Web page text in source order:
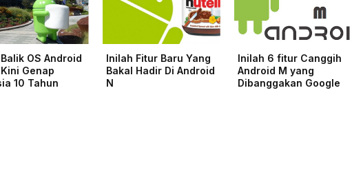
OS Android
Genap
10 Tahun
Inilah Fitur Baru Yang
Bakal Hadir Di Android
N
Inilah 6 fitur Canggih
Android M yang
Dibanggakan Google